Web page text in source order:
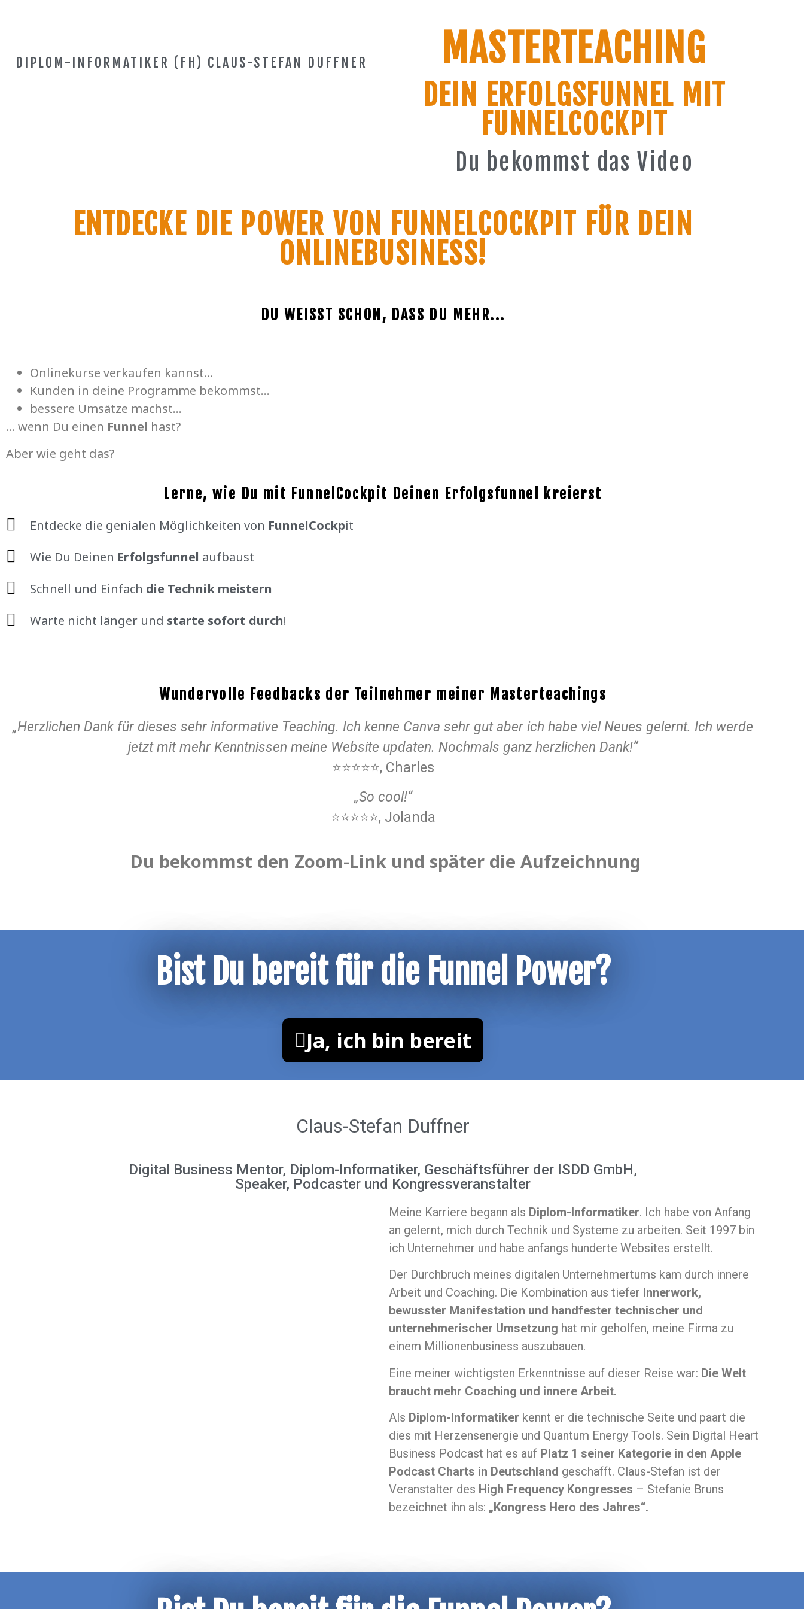
DIPLOM-INFORMATIKER (FH) CLAUS-STEFAN DUFFNER MASTERTEACHING
DEIN ERFOLGSFUNNEL MIT
FUNNELCOCKPIT
Du bekommst das Video
ENTDECKE DIE POWER VON FUNNELCOCKPIT FÜR DEIN
ONLINEBUSINESS!
DU WEISST SCHON, DASS DU MEHR...
Onlinekurse verkaufen kannst…
Kunden in deine Programme bekommst…
bessere Umsätze machst…
… wenn Du einen Funnel hast?
Aber wie geht das?
Lerne, wie Du mit FunnelCockpit Deinen Erfolgsfunnel kreierst
Entdecke die genialen Möglichkeiten von FunnelCockpit
Wie Du Deinen Erfolgsfunnel aufbaust
Schnell und Einfach die Technik meistern
Warte nicht länger und starte sofort durch!
Wundervolle Feedbacks der Teilnehmer meiner Masterteachings
„Herzlichen Dank für dieses sehr informative Teaching. Ich kenne Canva sehr gut aber ich habe viel Neues gelernt. Ich werde
jetzt mit mehr Kenntnissen meine Website updaten. Nochmals ganz herzlichen Dank!“
⭐⭐⭐⭐⭐, Charles
„So cool!“
⭐⭐⭐⭐⭐, Jolanda
Du bekommst den Zoom-Link und später die Aufzeichnung
Bist Du bereit für die Funnel Power?
Ja, ich bin bereit
Claus-Stefan Duffner
Digital Business Mentor, Diplom-Informatiker, Geschäftsführer der ISDD GmbH,
Speaker, Podcaster und Kongressveranstalter
Meine Karriere begann als Diplom-Informatiker. Ich habe von Anfang
an gelernt, mich durch Technik und Systeme zu arbeiten. Seit 1997 bin
ich Unternehmer und habe anfangs hunderte Websites erstellt.
Der Durchbruch meines digitalen Unternehmertums kam durch innere
Arbeit und Coaching. Die Kombination aus tiefer Innerwork,
bewusster Manifestation und handfester technischer und
unternehmerischer Umsetzung hat mir geholfen, meine Firma zu
einem Millionenbusiness auszubauen.
Eine meiner wichtigsten Erkenntnisse auf dieser Reise war: Die Welt
braucht mehr Coaching und innere Arbeit.
Als Diplom-Informatiker kennt er die technische Seite und paart die
dies mit Herzensenergie und Quantum Energy Tools. Sein Digital Heart
Business Podcast hat es auf Platz 1 seiner Kategorie in den Apple
Podcast Charts in Deutschland geschafft. Claus-Stefan ist der
Veranstalter des High Frequency Kongresses – Stefanie Bruns
bezeichnet ihn als: „Kongress Hero des Jahres“.